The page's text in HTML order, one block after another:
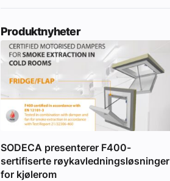
Produktnyheter
SODECA presenterer F400-
sertifiserte røykavledningsløsninger
for kjølerom